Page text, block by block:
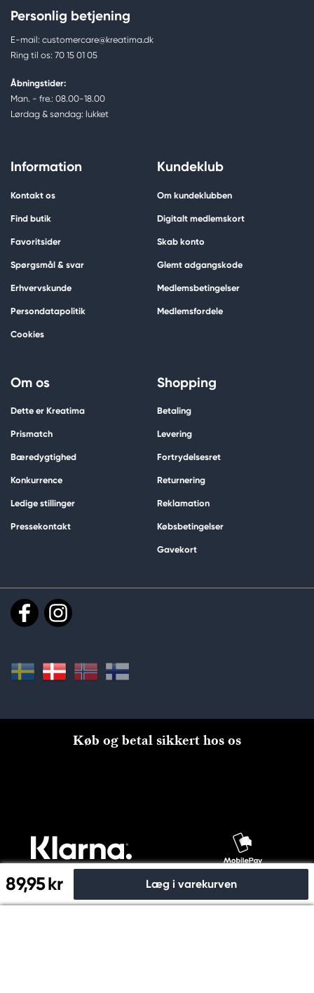
89,95 kr Læg i varekurven
Personlig betjening
E-mail: customercare@kreatima.dk
Ring til os: 70 15 01 05
Åbningstider:
Man. - fre.: 08.00-18.00
Lørdag & søndag: lukket
Information
Kontakt os
Find butik
Favoritsider
Spørgsmål & svar
Erhvervskunde
Persondatapolitik
Cookies
Kundeklub
Om kundeklubben
Digitalt medlemskort
Skab konto
Glemt adgangskode
Medlemsbetingelser
Medlemsfordele
Om os
Dette er Kreatima
Prismatch
Bæredygtighed
Konkurrence
Ledige stillinger
Pressekontakt
Shopping
Betaling
Levering
Fortrydelsesret
Returnering
Reklamation
Købsbetingelser
Gavekort
Køb og betal sikkert hos os